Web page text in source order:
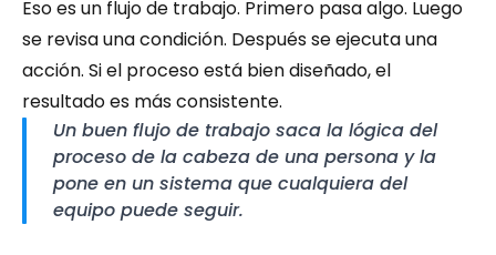
Eso es un flujo de trabajo. Primero pasa algo. Luego
se revisa una condición. Después se ejecuta una
acción. Si el proceso está bien diseñado, el
resultado es más consistente.
Un buen flujo de trabajo saca la lógica del
proceso de la cabeza de una persona y la
pone en un sistema que cualquiera del
equipo puede seguir.